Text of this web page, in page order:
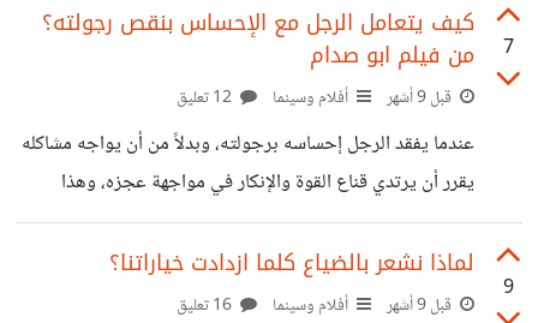
جوجل مسابقة لإنتاج أفلام قصيرة بالذكاء الاصطناعي. وقد
شاهدت أفلام أُنتجت عبر الذكاء الاصطناعي شعرت بجمود في
تعبير الممثلين وببطء الإيقاع، لا أجزم إن كان هذا عيب من الذكاء
الاصطناعي نفسه أم عيب من صانع الفيلم ! وعلى الرغم من
الوعود والباب الذي فتحته الثورة التكنولوجية هناك قلق من
7
كيف يتعامل الرجل مع الإحساس بنقص رجولته؟
من فيلم ابو صدام
قبل 9 أشهر أفلام وسينما
عندما يفقد الرجل إحساسه برجولته، وبدلاً من أن يواجه مشاكله
يقرر أن يرتدي قناع القوة والإنكار في مواجهة عجزه، وهذا
ماحدث في فيلم "ابو صدام" حيث أن إحساس العجز داخله بدأ
يتوغل داخله ليجعله يعيش في عالم من الكذب والوهم، ليتخيل
أنه ملك الطريق ومعشوق النساء على الرغم من أنه لم يقم بقيادة
9
لماذا نشعر بالضياع كلما ازدادت خياراتنا؟
قبل 9 أشهر أفلام وسينما